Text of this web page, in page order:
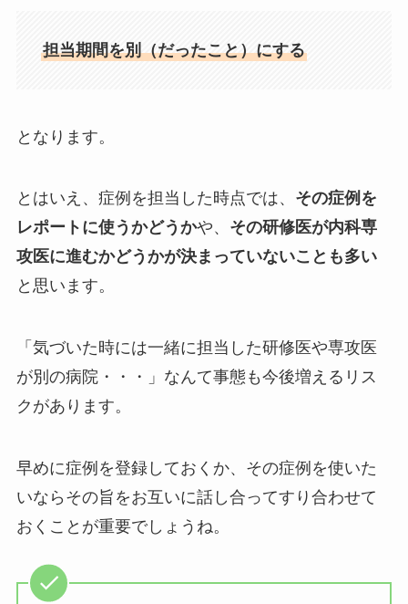
担当期間を別（だったこと）にする
となります。
とはいえ、症例を担当した時点では、 その症例を
レポートに使うかどうかや、 その研修医が内科専
攻医に進むかどうかが決まっていないことも多い
と思います。
「気づいた時には一緒に担当した研修医や専攻医
が別の病院・・・」なんて事態も今後増えるリス
クがあります。
早めに症例を登録しておくか、その症例を使いた
いならその旨をお互いに話し合ってすり合わせて
おくことが重要でしょうね。